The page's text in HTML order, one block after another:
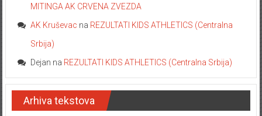
MITINGA AK CRVENA ZVEZDA
AK Kruševac na REZULTATI KIDS ATHLETICS (Centralna
Srbija)
Dejan na REZULTATI KIDS ATHLETICS (Centralna Srbija)
Arhiva tekstova